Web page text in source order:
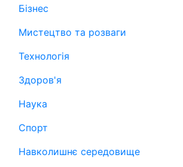
Бізнес
Мистецтво та розваги
Технологія
Здоров'я
Наука
Спорт
Навколишнє середовище